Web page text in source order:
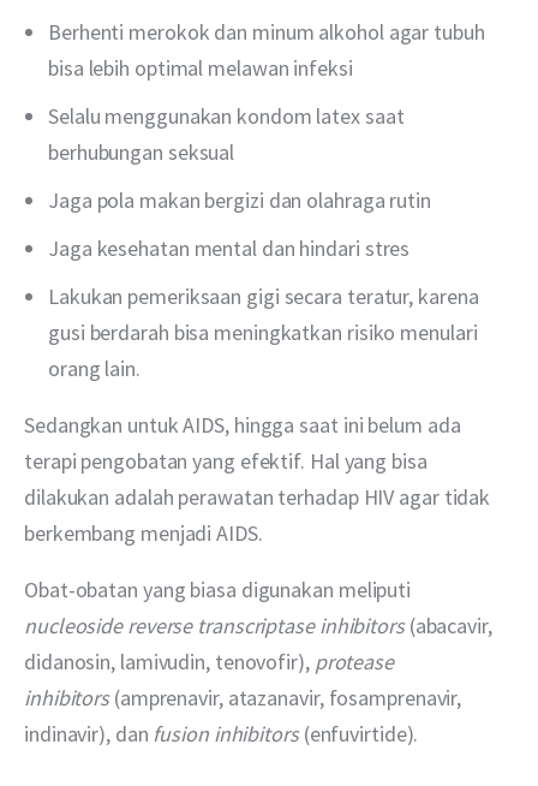
Berhenti merokok dan minum alkohol agar tubuh
bisa lebih optimal melawan infeksi
Selalu menggunakan kondom latex saat
berhubungan seksual
Jaga pola makan bergizi dan olahraga rutin
Jaga kesehatan mental dan hindari stres
Lakukan pemeriksaan gigi secara teratur, karena
gusi berdarah bisa meningkatkan risiko menulari
orang lain.
Sedangkan untuk AIDS, hingga saat ini belum ada
terapi pengobatan yang efektif. Hal yang bisa
dilakukan adalah perawatan terhadap HIV agar tidak
berkembang menjadi AIDS.
Obat-obatan yang biasa digunakan meliputi
nucleoside reverse transcriptase inhibitors (abacavir,
didanosin, lamivudin, tenovofir), protease
inhibitors (amprenavir, atazanavir, fosamprenavir,
indinavir), dan fusion inhibitors (enfuvirtide).